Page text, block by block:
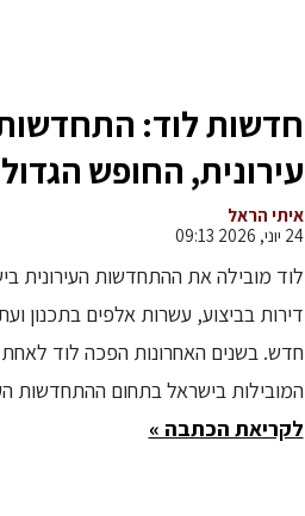
חדשות לוד:
עירונית, החופש
כדורסל ברמה לאומית
ואליפות בטניס שולחן
איתי הראל
24 יוני, 2026 09:13
לוד מובילה את ההתחדשות העירונית
דירות בביצוע, עשרות אלפים בתכנון
חדש. בשנים האחרונות הפכה לוד
המובילות בישראל בתחום ההתחדשות
לקריאת הכתבה »